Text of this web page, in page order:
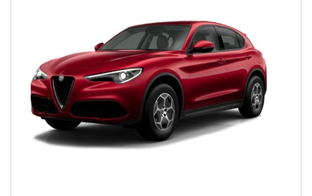
680€/mese
36 Mesi
VEDI
695€/mese